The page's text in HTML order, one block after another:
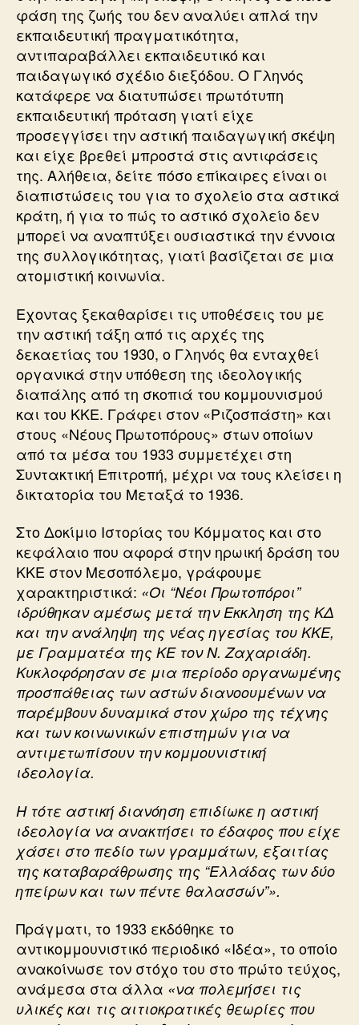
φάση της ζωής του δεν αναλύει απλά την
εκπαιδευτική πραγματικότητα,
αντιπαραβάλλει εκπαιδευτικό και
παιδαγωγικό σχέδιο διεξόδου. Ο Γληνός
κατάφερε να διατυπώσει πρωτότυπη
εκπαιδευτική πρόταση γιατί είχε
προσεγγίσει την αστική παιδαγωγική σκέψη
και είχε βρεθεί μπροστά στις αντιφάσεις
της. Αλήθεια, δείτε πόσο επίκαιρες είναι οι
διαπιστώσεις του για το σχολείο στα αστικά
κράτη, ή για το πώς το αστικό σχολείο δεν
μπορεί να αναπτύξει ουσιαστικά την έννοια
της συλλογικότητας, γιατί βασίζεται σε μια
ατομιστική κοινωνία.
Εχοντας ξεκαθαρίσει τις υποθέσεις του με
την αστική τάξη από τις αρχές της
δεκαετίας του 1930, ο Γληνός θα ενταχθεί
οργανικά στην υπόθεση της ιδεολογικής
διαπάλης από τη σκοπιά του κομμουνισμού
και του ΚΚΕ. Γράφει στον «Ριζοσπάστη» και
στους «Νέους Πρωτοπόρους» στων οποίων
από τα μέσα του 1933 συμμετέχει στη
Συντακτική Επιτροπή, μέχρι να τους κλείσει η
δικτατορία του Μεταξά το 1936.
Στο Δοκίμιο Ιστορίας του Κόμματος και στο
κεφάλαιο που αφορά στην ηρωική δράση του
ΚΚΕ στον Μεσοπόλεμο, γράφουμε
χαρακτηριστικά: «Οι “Νέοι Πρωτοπόροι”
ιδρύθηκαν αμέσως μετά την Εκκληση της ΚΔ
και την ανάληψη της νέας ηγεσίας του ΚΚΕ,
με Γραμματέα της ΚΕ τον Ν. Ζαχαριάδη.
Κυκλοφόρησαν σε μια περίοδο οργανωμένης
προσπάθειας των αστών διανοουμένων να
παρέμβουν δυναμικά στον χώρο της τέχνης
και των κοινωνικών επιστημών για να
αντιμετωπίσουν την κομμουνιστική
ιδεολογία.
Η τότε αστική διανόηση επιδίωκε η αστική
ιδεολογία να ανακτήσει το έδαφος που είχε
χάσει στο πεδίο των γραμμάτων, εξαιτίας
της καταβαράθρωσης της “Ελλάδας των δύο
ηπείρων και των πέντε θαλασσών”».
Πράγματι, το 1933 εκδόθηκε το
αντικομμουνιστικό περιοδικό «Ιδέα», το οποίο
ανακοίνωσε τον στόχο του στο πρώτο τεύχος,
ανάμεσα στα άλλα «να πολεμήσει τις
υλικές και τις αιτιοκρατικές θεωρίες που